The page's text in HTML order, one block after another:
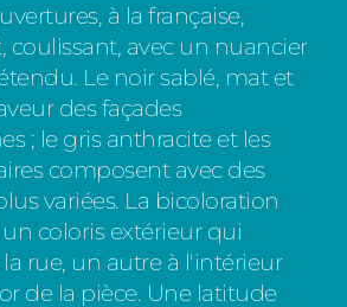
à la française,
coulissant, avec un nuancier
Le noir sablé, mat et
des façades
; le gris anthracite et les
composent avec des
variées. La bicoloration
un coloris extérieur qui
rue, un autre à l'intérieur
de la pièce. Une latitude